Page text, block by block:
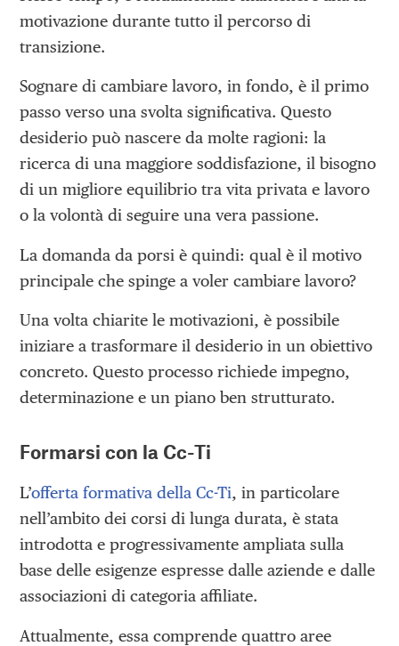
motivazione durante tutto il percorso di
transizione.
Sognare di cambiare lavoro, in fondo, è il primo
passo verso una svolta significativa. Questo
desiderio può nascere da molte ragioni: la
ricerca di una maggiore soddisfazione, il bisogno
di un migliore equilibrio tra vita privata e lavoro
o la volontà di seguire una vera passione.
La domanda da porsi è quindi: qual è il motivo
principale che spinge a voler cambiare lavoro?
Una volta chiarite le motivazioni, è possibile
iniziare a trasformare il desiderio in un obiettivo
concreto. Questo processo richiede impegno,
determinazione e un piano ben strutturato.
Formarsi con la Cc-Ti
L’offerta formativa della Cc-Ti, in particolare
nell’ambito dei corsi di lunga durata, è stata
introdotta e progressivamente ampliata sulla
base delle esigenze espresse dalle aziende e dalle
associazioni di categoria affiliate.
Attualmente, essa comprende quattro aree